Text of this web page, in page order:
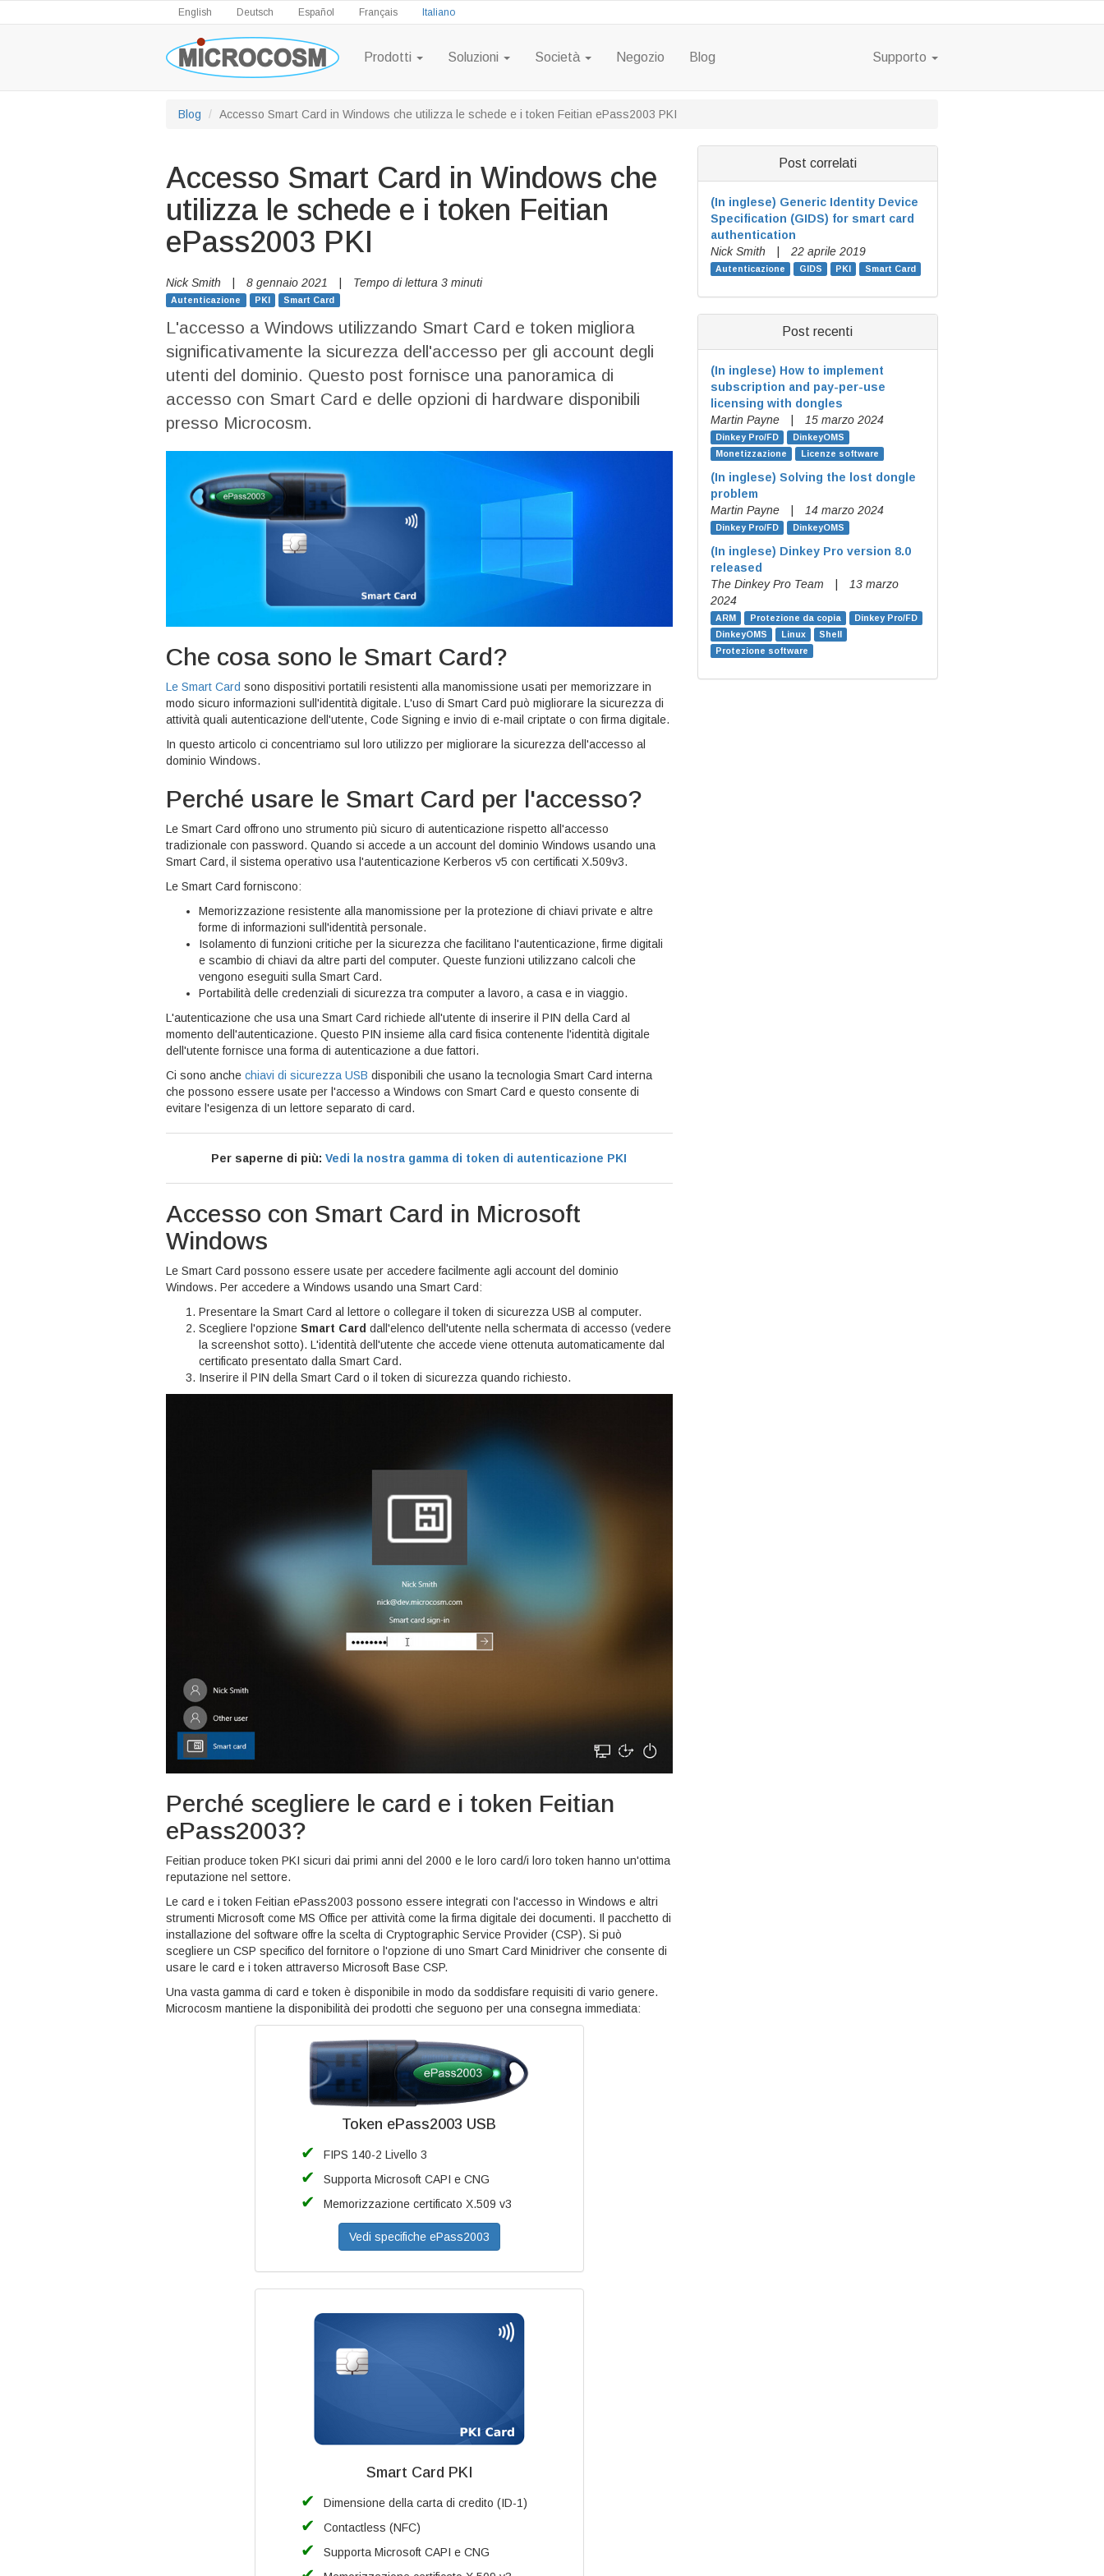
English Deutsch Español Français Italiano
Prodotti Soluzioni Società Negozio Blog Supporto
Blog Accesso Smart Card in Windows che utilizza le schede e i token Feitian ePass2003 PKI
Accesso Smart Card in Windows che
utilizza le schede e i token Feitian
ePass2003 PKI
Nick Smith 8 gennaio 2021 Tempo di lettura 3 minuti
Autenticazione PKI Smart Card
L'accesso a Windows utilizzando Smart Card e token migliora
significativamente la sicurezza dell'accesso per gli account degli
utenti del dominio. Questo post fornisce una panoramica di
accesso con Smart Card e delle opzioni di hardware disponibili
presso Microcosm.
Che cosa sono le Smart Card?
Le Smart Card sono dispositivi portatili resistenti alla manomissione usati per memorizzare in
modo sicuro informazioni sull'identità digitale. L'uso di Smart Card può migliorare la sicurezza di
attività quali autenticazione dell'utente, Code Signing e invio di e-mail criptate o con firma digitale.
In questo articolo ci concentriamo sul loro utilizzo per migliorare la sicurezza dell'accesso al
dominio Windows.
Perché usare le Smart Card per l'accesso?
Le Smart Card offrono uno strumento più sicuro di autenticazione rispetto all'accesso
tradizionale con password. Quando si accede a un account del dominio Windows usando una
Smart Card, il sistema operativo usa l'autenticazione Kerberos v5 con certificati X.509v3.
Le Smart Card forniscono:
Memorizzazione resistente alla manomissione per la protezione di chiavi private e altre
forme di informazioni sull'identità personale.
Isolamento di funzioni critiche per la sicurezza che facilitano l'autenticazione, firme digitali
e scambio di chiavi da altre parti del computer. Queste funzioni utilizzano calcoli che
vengono eseguiti sulla Smart Card.
Portabilità delle credenziali di sicurezza tra computer a lavoro, a casa e in viaggio.
L'autenticazione che usa una Smart Card richiede all'utente di inserire il PIN della Card al
momento dell'autenticazione. Questo PIN insieme alla card fisica contenente l'identità digitale
dell'utente fornisce una forma di autenticazione a due fattori.
Ci sono anche chiavi di sicurezza USB disponibili che usano la tecnologia Smart Card interna
che possono essere usate per l'accesso a Windows con Smart Card e questo consente di
evitare l'esigenza di un lettore separato di card.
Per saperne di più:Vedi la nostra gamma di token di autenticazione PKI
Accesso con Smart Card in Microsoft
Windows
Le Smart Card possono essere usate per accedere facilmente agli account del dominio
Windows. Per accedere a Windows usando una Smart Card:
Presentare la Smart Card al lettore o collegare il token di sicurezza USB al computer.
Scegliere l'opzione Smart Card dall'elenco dell'utente nella schermata di accesso (vedere
la screenshot sotto). L'identità dell'utente che accede viene ottenuta automaticamente dal
certificato presentato dalla Smart Card.
Inserire il PIN della Smart Card o il token di sicurezza quando richiesto.
Perché scegliere le card e i token Feitian
ePass2003?
Feitian produce token PKI sicuri dai primi anni del 2000 e le loro card/i loro token hanno un'ottima
reputazione nel settore.
Le card e i token Feitian ePass2003 possono essere integrati con l'accesso in Windows e altri
strumenti Microsoft come MS Office per attività come la firma digitale dei documenti. Il pacchetto di
installazione del software offre la scelta di Cryptographic Service Provider (CSP). Si può
scegliere un CSP specifico del fornitore o l'opzione di uno Smart Card Minidriver che consente di
usare le card e i token attraverso Microsoft Base CSP.
Una vasta gamma di card e token è disponibile in modo da soddisfare requisiti di vario genere.
Microcosm mantiene la disponibilità dei prodotti che seguono per una consegna immediata:
Token ePass2003 USB
FIPS 140-2 Livello 3
Supporta Microsoft CAPI e CNG
Memorizzazione certificato X.509 v3
Vedi specifiche ePass2003
Smart Card PKI
Dimensione della carta di credito (ID-1)
Contactless (NFC)
Supporta Microsoft CAPI e CNG
Post correlati
(In inglese) Generic Identity Device
Specification (GIDS) for smart card
authentication
Nick Smith
22 aprile 2019
Autenticazione GIDS PKI Smart Card
Post recenti
(In inglese) How to implement
subscription and pay-per-use
licensing with dongles
Martin Payne
15 marzo 2024
Dinkey Pro/FD
DinkeyOMS
Monetizzazione
Licenze software
(In inglese) Solving the lost dongle
problem
Martin Payne
14 marzo 2024
Dinkey Pro/FD DinkeyOMS
(In inglese) Dinkey Pro version 8.0
released
The Dinkey Pro Team
13 marzo
2024
ARM Protezione da copia
Dinkey Pro/FD
DinkeyOMS
Linux
Shell
Protezione software